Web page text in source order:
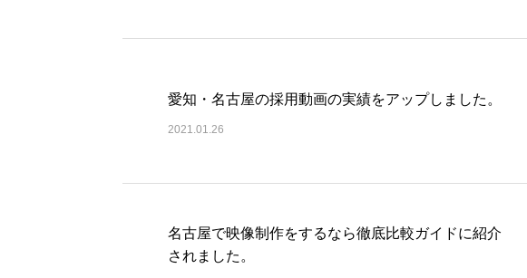
愛知・名古屋の採用動画の実績をアップしました。
2021.01.26
名古屋で映像制作をするなら徹底比較ガイドに紹介
されました。